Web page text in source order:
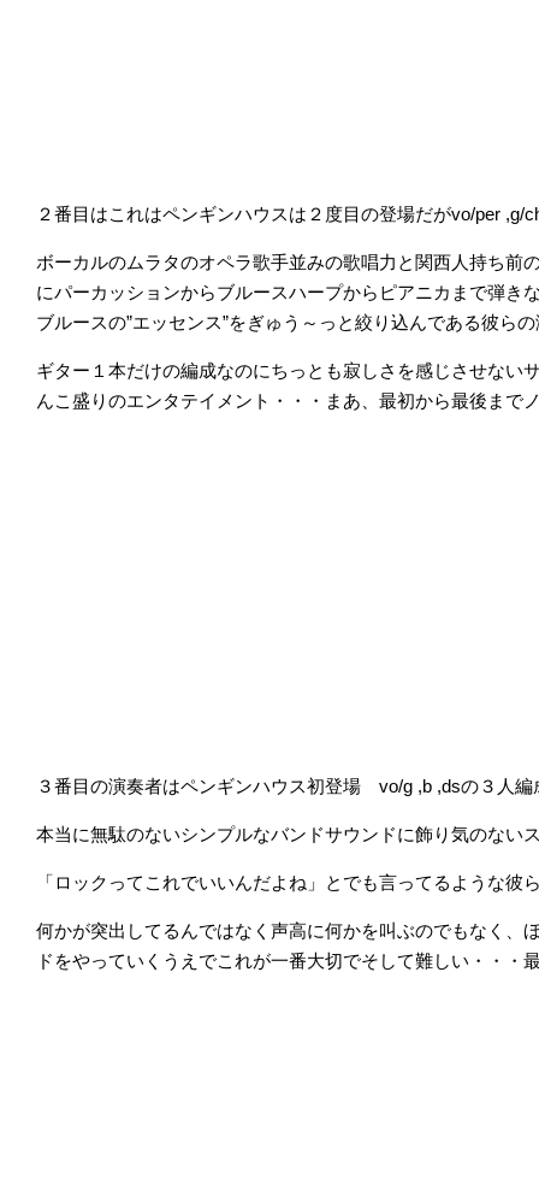
２番目はこれはペンギンハウスは２度目の登場だがvo/per
ボーカルのムラタのオペラ歌手並みの歌唱力と関西人持ち
にパーカッションからブルースハープからピアニカまで弾き
ブルースの”エッセンス”をぎゅう～っと絞り込んである彼ら
ギター１本だけの編成なのにちっとも寂しさを感じさせない
んこ盛りのエンタテイメント・・・まあ、最初から最後まで
３番目の演奏者はペンギンハウス初登場 vo/g ,b ,dsの３人編
本当に無駄のないシンプルなバンドサウンドに飾り気のない
「ロックってこれでいいんだよね」とでも言ってるような彼
何かが突出してるんではなく声高に何かを叫ぶのでもなく、
ドをやっていくうえでこれが一番大切でそして難しい・・・